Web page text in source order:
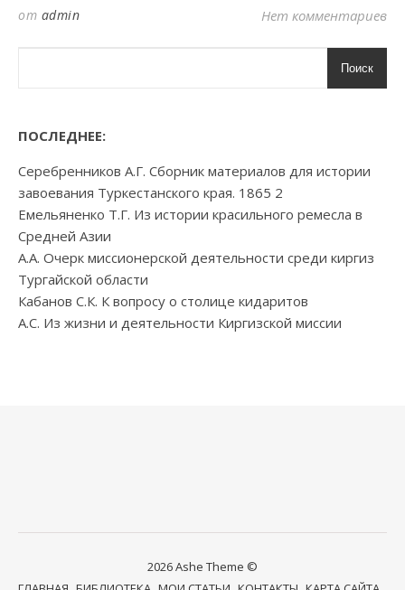
от admin Нет комментариев
Поиск
ПОСЛЕДНЕЕ:
Серебренников А.Г. Сборник материалов для истории
завоевания Туркестанского края. 1865 2
Емельяненко Т.Г. Из истории красильного ремесла в
Средней Азии
А.А. Очерк миссионерской деятельности среди киргиз
Тургайской области
Кабанов С.К. К вопросу о столице кидаритов
А.С. Из жизни и деятельности Киргизской миссии
2026 Ashe Theme ©